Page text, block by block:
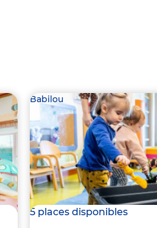
Babilou
5 places disponibles